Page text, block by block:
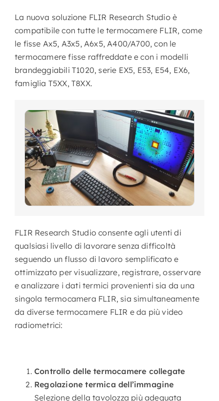
La nuova soluzione FLIR Research Studio è
compatibile con tutte le termocamere FLIR, come
le fisse Ax5, A3x5, A6x5, A400/A700, con le
termocamere fisse raffreddate e con i modelli
brandeggiabili T1020, serie EX5, E53, E54, EX6,
famiglia T5XX, T8XX.
FLIR Research Studio consente agli utenti di
qualsiasi livello di lavorare senza difficoltà
seguendo un flusso di lavoro semplificato e
ottimizzato per visualizzare, registrare, osservare
e analizzare i dati termici provenienti sia da una
singola termocamera FLIR, sia simultaneamente
da diverse termocamere FLIR e da più video
radiometrici:
Controllo delle termocamere collegate
Regolazione termica dell’immagine
Selezione della tavolozza più adeguata